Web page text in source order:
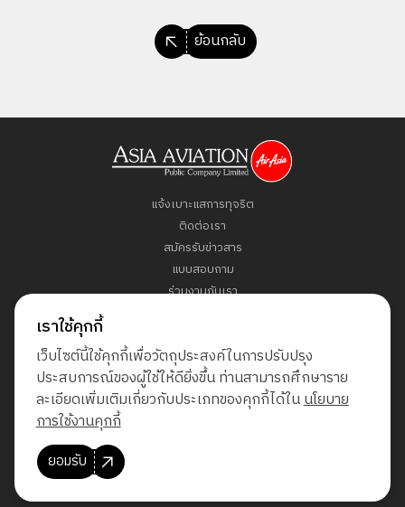
เราใช้คุกกี้
เว็บไซต์นี้ใช้คุกกี้เพื่อวัตถุประสงค์ในการปรับปรุง
ประสบการณ์ของผู้ใช้ให้ดียิ่งขึ้น ท่านสามารถศึกษาราย
ละเอียดเพิ่มเติมเกี่ยวกับประเภทของคุกกี้ได้ในนโยบาย
การใช้งานคุกกี้
ยอมรับ
ย้อนกลับ
แจ้งเบาะแสการทุจริต
ติดต่อเรา
สมัครรับข่าวสาร
แบบสอบถาม
ร่วมงานกับเรา
แผนผังเว็บไซต์
Direct Access to Fly AirAsia